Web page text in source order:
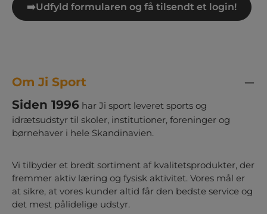
➡️Udfyld formularen og få tilsendt et login!
Om Ji Sport
Siden 1996 har Ji sport leveret sports og
idrætsudstyr til skoler, institutioner, foreninger og
børnehaver i hele Skandinavien.
Vi tilbyder et bredt sortiment af kvalitetsprodukter, der
fremmer aktiv læring og fysisk aktivitet. Vores mål er
at sikre, at vores kunder altid får den bedste service og
det mest pålidelige udstyr.